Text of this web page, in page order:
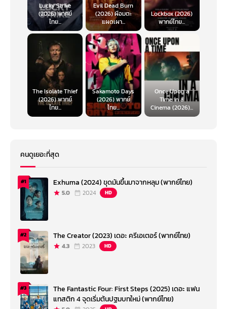
Lucky Strike
(2026) พากย์
ไทย...
Evil Dead Burn
(2026) ผีอมตะ
แผดเผา...
Lockbox (2026)
พากย์ไทย...
The Isolate Thief
(2026) พากย์
ไทย...
Sakamoto Days
(2026) พากย์
ไทย...
Once Upon a
Time in a
Cinema (2026)...
คนดูเยอะที่สุด
#1 Exhuma (2024) ขุดมันขึ้นมาจากหลุม (พากย์ไทย)
5.0 2024 HD
#2 The Creator (2023) เดอะ ครีเอเตอร์ (พากย์ไทย)
4.3 2023 HD
#3
The Fantastic Four: First Steps (2025) เดอะ แฟน
แทสติก 4 จุดเริ่มต้นปฐมบทใหม่ (พากย์ไทย)